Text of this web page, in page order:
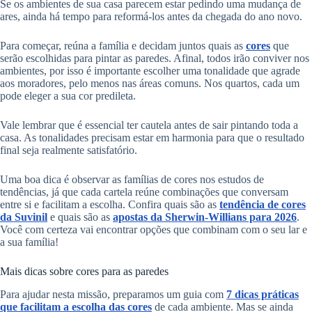
Se os ambientes de sua casa parecem estar pedindo uma mudança de
ares, ainda há tempo para reformá-los antes da chegada do ano novo.
Para começar, reúna a família e decidam juntos quais as cores que
serão escolhidas para pintar as paredes. Afinal, todos irão conviver nos
ambientes, por isso é importante escolher uma tonalidade que agrade
aos moradores, pelo menos nas áreas comuns. Nos quartos, cada um
pode eleger a sua cor predileta.
Vale lembrar que é essencial ter cautela antes de sair pintando toda a
casa. As tonalidades precisam estar em harmonia para que o resultado
final seja realmente satisfatório.
Uma boa dica é observar as famílias de cores nos estudos de
tendências, já que cada cartela reúne combinações que conversam
entre si e facilitam a escolha. Confira quais são as tendência de cores
da Suvinil e quais são as apostas da Sherwin-Willians para 2026.
Você com certeza vai encontrar opções que combinam com o seu lar e
a sua família!
Mais dicas sobre cores para as paredes
Para ajudar nesta missão, preparamos um guia com 7 dicas práticas
que facilitam a escolha das cores de cada ambiente. Mas se ainda